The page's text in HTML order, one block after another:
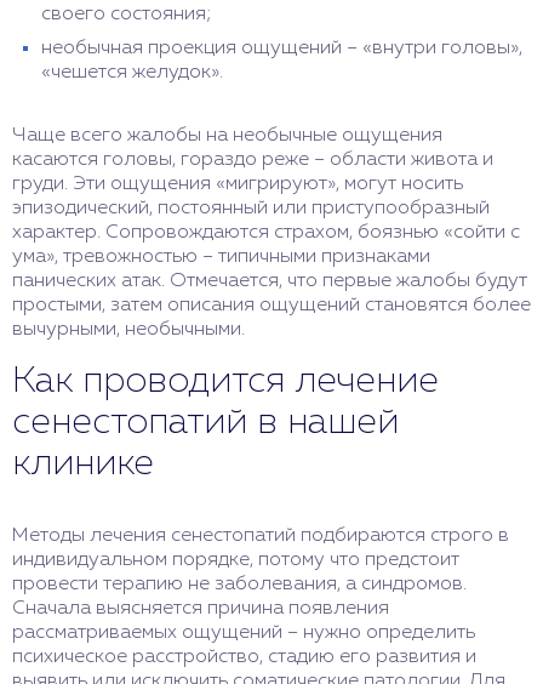
своего состояния;
необычная проекция ощущений – «внутри головы»,
«чешется желудок».
Чаще всего жалобы на необычные ощущения
касаются головы, гораздо реже – области живота и
груди. Эти ощущения «мигрируют», могут носить
эпизодический, постоянный или приступообразный
характер. Сопровождаются страхом, боязнью «сойти с
ума», тревожностью – типичными признаками
панических атак. Отмечается, что первые жалобы будут
простыми, затем описания ощущений становятся более
вычурными, необычными.
Как проводится лечение
сенестопатий в нашей
клинике
Методы лечения сенестопатий подбираются строго в
индивидуальном порядке, потому что предстоит
провести терапию не заболевания, а синдромов.
Сначала выясняется причина появления
рассматриваемых ощущений – нужно определить
психическое расстройство, стадию его развития и